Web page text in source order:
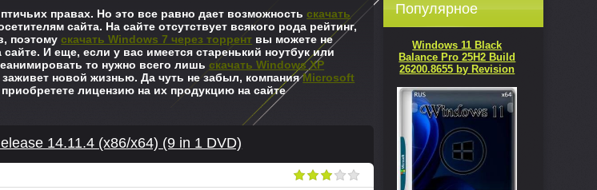
правах. Но это все равно дает возможностьскачать
сайта. На сайте отсутствует всякого рода рейтинг,
поэтомускачать Windows 7 через торрент вы можете не
И еще, если у вас имеется старенький ноутбук или
то нужно всего лишьскачать Windows XP
новой жизнью. Да чуть не забыл, компанияMicrosoft
лицензию на их продукцию на сайте
14.11.4 (x86/x64) (9 in 1 DVD)
Популярное
Windows 11 Black
Balance Pro 25H2 Build
26200.8655 by Revision